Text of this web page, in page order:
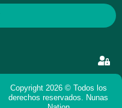
Copyright 2026 © Todos los
derechos reservados. Nunas